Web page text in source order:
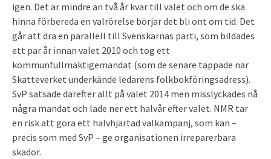
igen. Det är mindre än två år kvar till valet och om de ska
hinna förbereda en valrörelse börjar det bli ont om tid. Det
går att dra en parallell till Svenskarnas parti, som bildades
ett par år innan valet 2010 och tog ett
kommunfullmäktigemandat (som de senare tappade när
Skatteverket underkände ledarens folkbokföringsadress).
SvP satsade därefter allt på valet 2014 men misslyckades nå
några mandat och lade ner ett halvår efter valet. NMR tar
en risk att göra ett halvhjärtad valkampanj, som kan –
precis som med SvP – ge organisationen irreparerbara
skador.